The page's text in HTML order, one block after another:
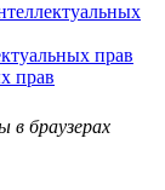
прав
прав
в браузерах